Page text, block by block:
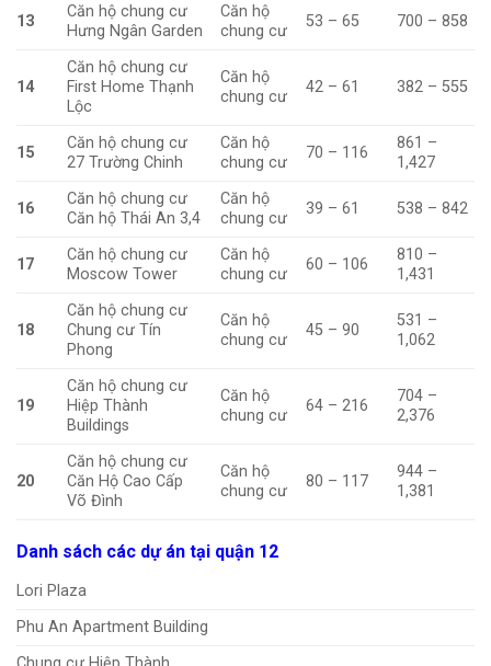
13
Căn hộ chung cư
Hưng Ngân Garden
Căn hộ
chung cư
53 – 65 700 – 858
14
Căn hộ chung cư
First Home Thạnh
Lộc
Căn hộ
chung cư
42 – 61 382 – 555
15
Căn hộ chung cư
27 Trường Chinh
Căn hộ
chung cư
70 – 116
861 –
1,427
16
Căn hộ chung cư
Căn hộ Thái An 3,4
Căn hộ
chung cư
39 – 61 538 – 842
17
Căn hộ chung cư
Moscow Tower
Căn hộ
chung cư
60 – 106
810 –
1,431
18
Căn hộ chung cư
Chung cư Tín
Phong
Căn hộ
chung cư
45 – 90
531 –
1,062
19
Căn hộ chung cư
Hiệp Thành
Buildings
Căn hộ
chung cư
64 – 216
704 –
2,376
20
Căn hộ chung cư
Căn Hộ Cao Cấp
Võ Đình
Căn hộ
chung cư
80 – 117
944 –
1,381
Danh sách các dự án tại quận 12
Lori Plaza
Phu An Apartment Building